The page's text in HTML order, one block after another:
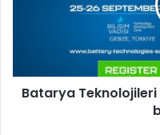
Batarya Teknolojileri